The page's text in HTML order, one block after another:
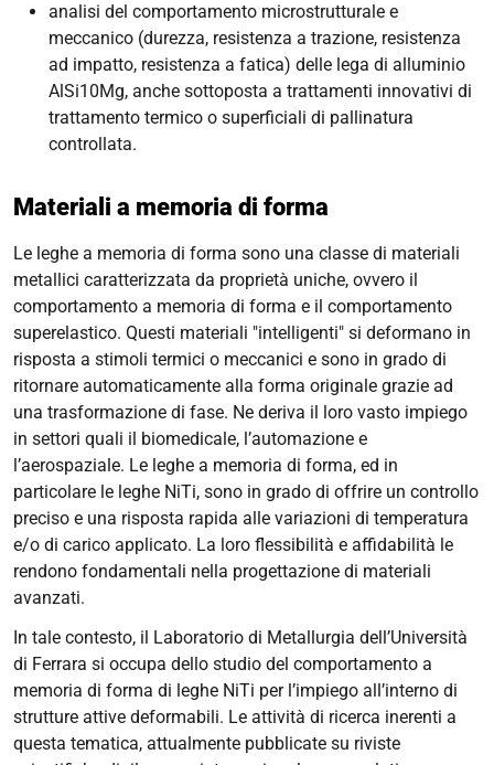
analisi del comportamento microstrutturale e
meccanico (durezza, resistenza a trazione, resistenza
ad impatto, resistenza a fatica) delle lega di alluminio
AlSi10Mg, anche sottoposta a trattamenti innovativi di
trattamento termico o superficiali di pallinatura
controllata.
Materiali a memoria di forma
Le leghe a memoria di forma sono una classe di materiali
metallici caratterizzata da proprietà uniche, ovvero il
comportamento a memoria di forma e il comportamento
superelastico. Questi materiali "intelligenti" si deformano in
risposta a stimoli termici o meccanici e sono in grado di
ritornare automaticamente alla forma originale grazie ad
una trasformazione di fase. Ne deriva il loro vasto impiego
in settori quali il biomedicale, l’automazione e
l’aerospaziale. Le leghe a memoria di forma, ed in
particolare le leghe NiTi, sono in grado di offrire un controllo
preciso e una risposta rapida alle variazioni di temperatura
e/o di carico applicato. La loro flessibilità e affidabilità le
rendono fondamentali nella progettazione di materiali
avanzati.
In tale contesto, il Laboratorio di Metallurgia dell’Università
di Ferrara si occupa dello studio del comportamento a
memoria di forma di leghe NiTi per l’impiego all’interno di
strutture attive deformabili. Le attività di ricerca inerenti a
questa tematica, attualmente pubblicate su riviste